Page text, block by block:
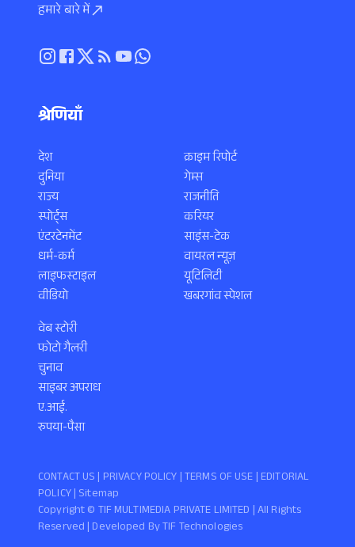
हमारे बारे में
श्रेणियाँ
देश
दुनिया
राज्य
स्पोर्ट्स
एंटरटेनमेंट
धर्म-कर्म
लाइफस्टाइल
वीडियो
क्राइम रिपोर्ट
गेम्स
राजनीति
करियर
साइंस-टेक
वायरल न्यूज़
यूटिलिटी
खबरगांव स्पेशल
वेब स्टोरी
फोटो गैलरी
चुनाव
साइबर अपराध
ए.आई.
रुपया-पैसा
Copyright ©️ TIF MULTIMEDIA PRIVATE LIMITED | All Rights
Reserved | Developed ByTIF Technologies
CONTACT US | PRIVACY POLICY |TERMS OF USE | EDITORIAL
POLICY| Sitemap